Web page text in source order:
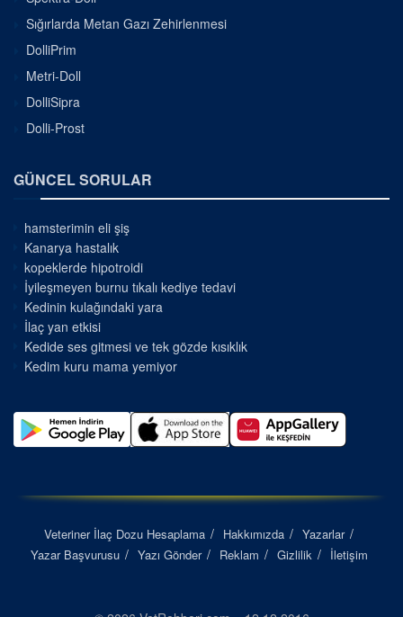
Sığırlarda Metan Gazı Zehirlenmesi
DolliPrim
Metri-Doll
DolliSipra
Dolli-Prost
GÜNCEL SORULAR
hamsterimin eli şiş
Kanarya hastalık
kopeklerde hipotroidi
İyileşmeyen burnu tıkalı kediye tedavi
Kedinin kulağındaki yara
İlaç yan etkisi
Kedide ses gitmesi ve tek gözde kısıklık
Kedim kuru mama yemiyor
Veteriner İlaç Dozu Hesaplama Hakkımızda
Yazarlar
Yazar Başvurusu
Yazı Gönder Reklam Gizlilik İletişim